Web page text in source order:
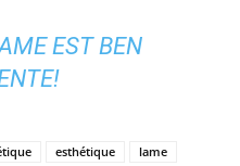
EST BEN
esthétique
lame